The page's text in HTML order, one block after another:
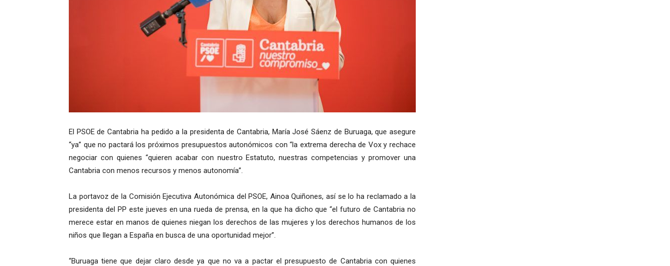
El PSOE de Cantabria ha pedido a la presidenta de Cantabria, María José Sáenz de Buruaga, que asegure
“ya” que no pactará los próximos presupuestos autonómicos con “la extrema derecha de Vox y rechace
negociar con quienes “quieren acabar con nuestro Estatuto, nuestras competencias y promover una
Cantabria con menos recursos y menos autonomía”.
La portavoz de la Comisión Ejecutiva Autonómica del PSOE, Ainoa Quiñones, así se lo ha reclamado a la
presidenta del PP este jueves en una rueda de prensa, en la que ha dicho que “el futuro de Cantabria no
merece estar en manos de quienes niegan los derechos de las mujeres y los derechos humanos de los
niños que llegan a España en busca de una oportunidad mejor”.
“Buruaga tiene que dejar claro desde ya que no va a pactar el presupuesto de Cantabria con quienes